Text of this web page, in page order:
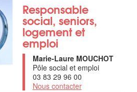
Responsable
social, seniors,
logement et
emploi
Marie-Laure MOUCHOT
Pôle social et emploi
03 83 29 96 00
Nous contacter